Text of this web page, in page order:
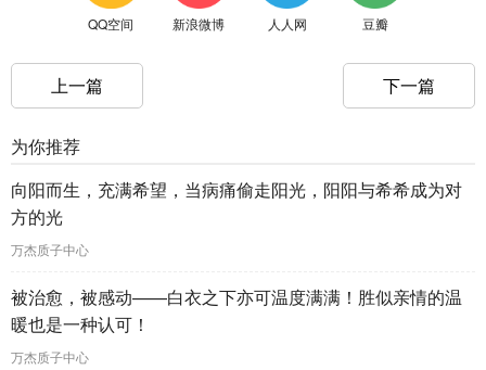
QQ空间 新浪微博 人人网 豆瓣
上一篇 下一篇
为你推荐
向阳而生，充满希望，当病痛偷走阳光，阳阳与希希成为对
方的光
万杰质子中心
被治愈，被感动——白衣之下亦可温度满满！胜似亲情的温
暖也是一种认可！
万杰质子中心